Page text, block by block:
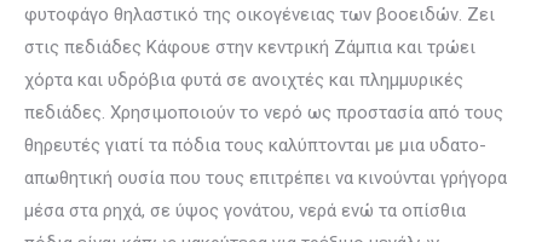
φυτοφάγο θηλαστικό της οικογένειας των βοοειδών. Ζει
στις πεδιάδες Κάφουε στην κεντρική Ζάμπια και τρώει
χόρτα και υδρόβια φυτά σε ανοιχτές και πλημμυρικές
πεδιάδες. Χρησιμοποιούν το νερό ως προστασία από τους
θηρευτές γιατί τα πόδια τους καλύπτονται με μια υδατο-
απωθητική ουσία που τους επιτρέπει να κινούνται γρήγορα
μέσα στα ρηχά, σε ύψος γονάτου, νερά ενώ τα οπίσθια